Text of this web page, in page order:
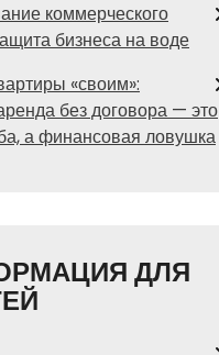
коммерческого
бизнеса на воде
«своим»:
без договора — это
а финансовая ловушка
ДЛЯ